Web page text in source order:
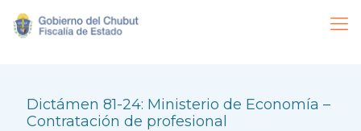
Dictámen 81-24: Ministerio de Economía –
Contratación de profesional